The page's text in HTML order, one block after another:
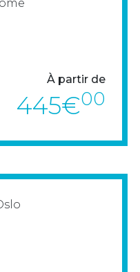
À partir de
445€00